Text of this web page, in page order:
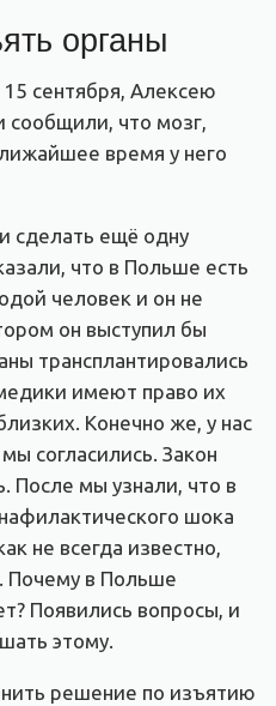
органы
сентября, Алексею
сообщили, что мозг,
время у него
сделать ещё одну
что в Польше есть
человек и он не
он выступил бы
трансплантировались
имеют право их
Конечно же, у нас
согласились. Закон
После мы узнали, что в
шока
не всегда известно,
Почему в Польше
Появились вопросы, и
этому.
решение по изъятию